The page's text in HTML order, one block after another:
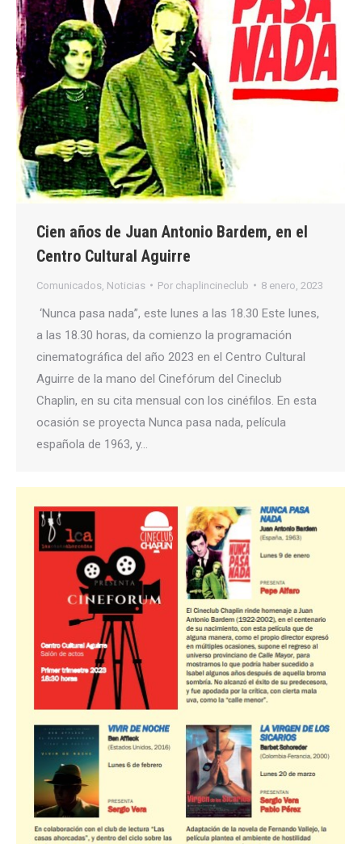
Cien años de Juan Antonio Bardem, en el
Centro Cultural Aguirre
Comunicados Noticias Por chaplincineclub 8 enero, 2023
‘Nunca pasa nada”, este lunes a las 18.30 Este lunes,
a las 18.30 horas, da comienzo la programación
cinematográfica del año 2023 en el Centro Cultural
Aguirre de la mano del Cinefórum del Cineclub
Chaplin, en su cita mensual con los cinéfilos. En esta
ocasión se proyecta Nunca pasa nada, película
española de 1963, y…